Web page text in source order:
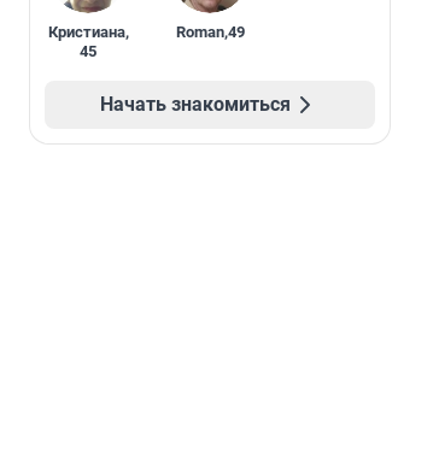
Кристиана,
45
Roman,49
Начать знакомиться